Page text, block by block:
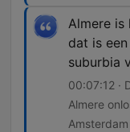
Almere is
dat is
suburbia
00:07:12 ·
Almere